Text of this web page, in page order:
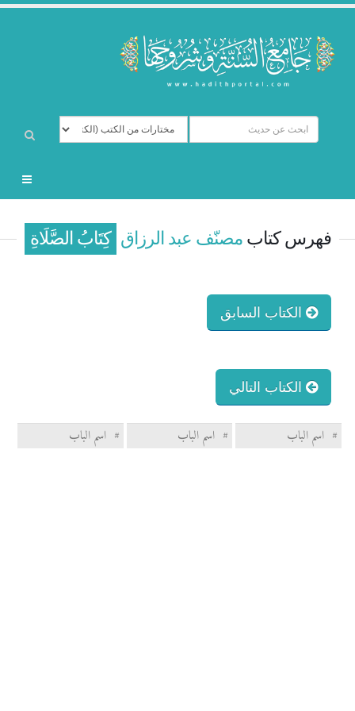
فهرس كتابمصنّف عبد الرزاق كِتَابُ الصَّلَاةِ
الكتاب السابق
الكتاب التالي
# اسم الباب # اسم الباب # اسم الباب